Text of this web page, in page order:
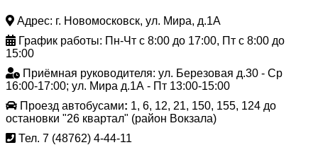
Адрес: г. Новомосковск, ул. Мира, д.1А
График работы: Пн-Чт с 8:00 до 17:00, Пт с 8:00 до
15:00
Приёмная руководителя: ул. Березовая д.30 - Ср
16:00-17:00; ул. Мира д.1А - Пт 13:00-15:00
Проезд автобусами: 1, 6, 12, 21, 150, 155, 124 до
остановки "26 квартал" (район Вокзала)
Тел. 7 (48762) 4-44-11